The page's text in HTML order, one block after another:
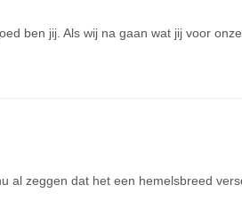
ben jij. Als wij na gaan wat jij voor
al zeggen dat het een hemelsbreed